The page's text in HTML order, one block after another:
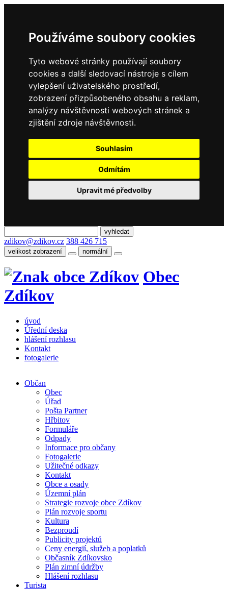
Používáme soubory cookies
Tyto webové stránky používají soubory
cookies a další sledovací nástroje s cílem
vylepšení uživatelského prostředí,
zobrazení přizpůsobeného obsahu a reklam,
analýzy návštěvnosti webových stránek a
zjištění zdroje návštěvnosti.
Souhlasím
Odmítám
Upravit mé předvolby
zdikov@zdikov.cz 388 426 715
velikost zobrazení normální
Obec
Zdíkov
úvod
Úřední deska
hlášení rozhlasu
Kontakt
fotogalerie
Občan
Obec
Úřad
Pošta Partner
Hřbitov
Formuláře
Odpady
Informace pro občany
Fotogalerie
Užitečné odkazy
Kontakt
Obce a osady
Územní plán
Strategie rozvoje obce Zdíkov
Plán rozvoje sportu
Kultura
Bezproudí
Publicity projektů
Ceny energií, služeb a poplatků
Občasník Zdíkovsko
Plán zimní údržby
Hlášení rozhlasu
Turista